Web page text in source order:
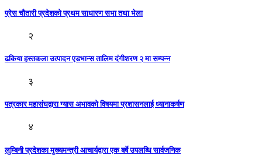
प्रेस चौतारी प्रदेशकाे प्रथम साधारण सभा तथा भेला
२
ढकिया हस्तकला उत्पादन एडभान्स तालिम दंगीशरण २ मा सम्पन्न
३
पत्रकार महासंघद्वारा ग्यास अभावको विषयमा प्रशासनलाई ध्यानाकर्षण
४
लुम्बिनी प्रदेशका मुख्यमन्त्री आचार्यद्वारा एक बर्षे उपलब्धि सार्वजनिक